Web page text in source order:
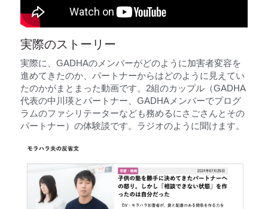
実際のストーリー
実際に、GADHAのメンバーがどのように加害者変容を
進めてきたのか、パートナーからはどのように見えてい
たのかがまとまった動画です。2組のカップル（GADHA
代表の中川瑛とパートナー、GADHAメンバーでプログ
ラムのファシリテーターなども務めるにさごさんとその
パートナー）の体験談です。ラジオのように聞けます。